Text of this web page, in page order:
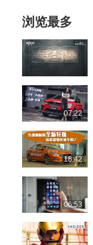
浏览最多
07:22
18:42
06:53